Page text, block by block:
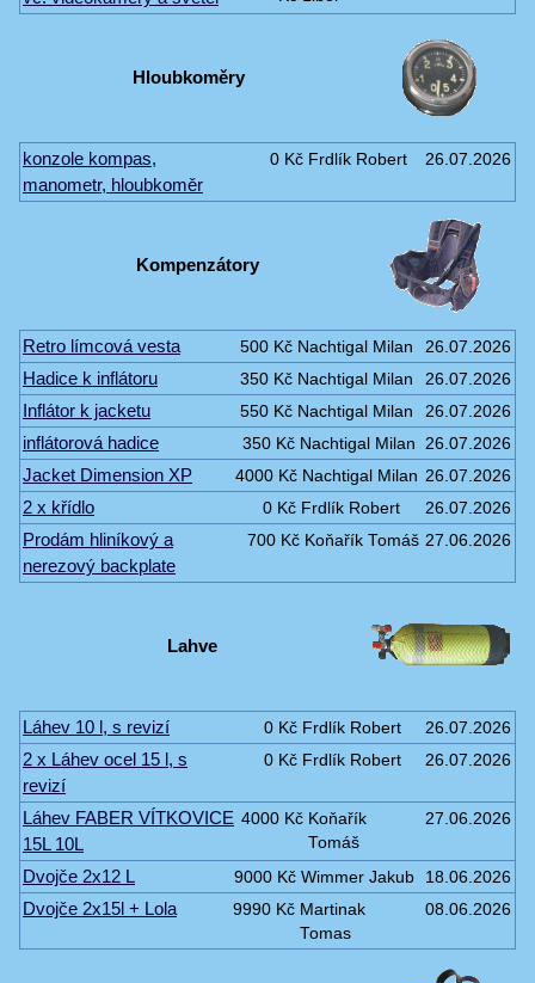
Hloubkoměry
konzole kompas,
manometr, hloubkoměr
0 Kč Frdlík Robert 26.07.2026
Kompenzátory
Retro límcová vesta 500 Kč Nachtigal Milan 26.07.2026
Hadice k inflátoru 350 Kč Nachtigal Milan 26.07.2026
Inflátor k jacketu 550 Kč Nachtigal Milan 26.07.2026
inflátorová hadice 350 Kč Nachtigal Milan 26.07.2026
Jacket Dimension XP 4000 Kč Nachtigal Milan 26.07.2026
2 x křídlo 0 Kč Frdlík Robert 26.07.2026
Prodám hliníkový a
nerezový backplate
700 Kč Koňařík Tomáš 27.06.2026
Lahve
Láhev 10 l, s revizí 0 Kč Frdlík Robert 26.07.2026
2 x Láhev ocel 15 l, s
revizí
0 Kč Frdlík Robert 26.07.2026
Láhev FABER VÍTKOVICE
15L 10L
4000 Kč Koňařík
Tomáš
27.06.2026
Dvojče 2x12 L 9000 Kč Wimmer Jakub 18.06.2026
Dvojče 2x15l + Lola 9990 Kč Martinak
Tomas
08.06.2026